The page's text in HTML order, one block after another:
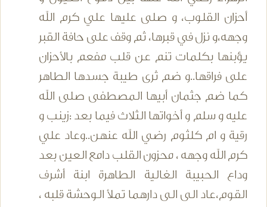
أحزان القلوب، و صلى عليها علي كرم الله
وجهه،و نزل في قبرها، ثم وقف على حافة القبر
يؤبنها بكلمات تنم عن قلب مفعم بالأحزان
على فراقها..و ضم ثرى طيبة جسدها الطاهر
كما ضم جثمان أبيها المصطفى صلى الله
عليه و سلم و أخواتها الثلاث فيما بعد :زينب و
رقية و ام كلثوم رضي الله عنهن..وعاد علي
كرم الله وجهه ، محزون القلب دامع العين بعد
وداع الحبيبة الغالية الطاهرة ابنة أشرف
القوم،عاد الى الى دارهما تملأ الوحشة قلبه ،